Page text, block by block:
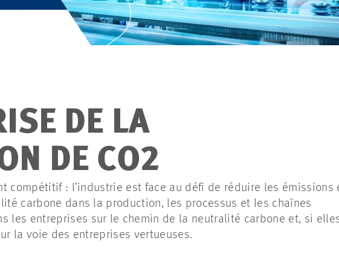
DE LA
DE CO2
compétitif : l’industrie est face au défi de réduire les émissions
carbone dans la production, les processus et les chaînes
les entreprises sur le chemin de la neutralité carbone et, si
la voie des entreprises vertueuses.